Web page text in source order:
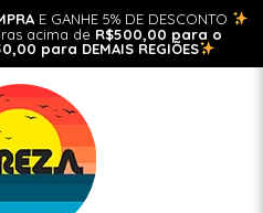
E GANHE 5% DE DESCONTO
acima de R$500,00 para o
para DEMAIS REGIÕES